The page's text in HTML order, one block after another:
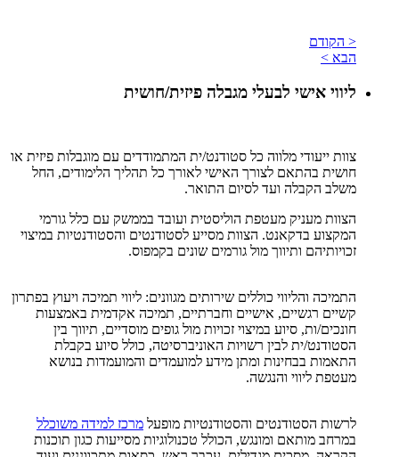
< הקודם
הבא >
ליווי אישי לבעלי מגבלה פיזית/חושית
צוות ייעודי מלווה כל סטודנט/ית המתמודדים עם מוגבלות פיזית או
חושית בהתאם לצורך האישי לאורך כל תהליך הלימודים, החל
משלב הקבלה ועד לסיום התואר.
הצוות מעניק מעטפת הוליסטית ועובד בממשק עם כלל גורמי
המקצוע בדקאנט. הצוות מסייע לסטודנטים והסטודנטיות במיצוי
זכויותיהם ותיווך מול גורמים שונים בקמפוס.
התמיכה והליווי כוללים שירותים מגוונים: ליווי תמיכה ויעוץ בפתרון
קשיים רגשיים, אישיים וחברתיים, תמיכה אקדמית באמצעות
חונכים/ות, סיוע במיצוי זכויות מול גופים מוסדיים, תיווך בין
הסטודנט/ית לבין רשויות האוניברסיטה, כולל סיוע בקבלת
התאמות בבחינות ומתן מידע למועמדים והמועמדות בנושא
מעטפת ליווי והנגשה.
לרשות הסטודנטים והסטודנטיות מופעל מרכז למידה משוכלל
במרחב מותאם ומונגש, הכולל טכנולוגיות מסייעות כגון תוכנות